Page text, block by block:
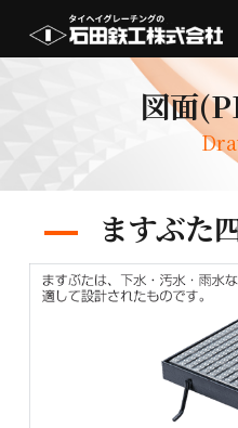
図面
ますぶた